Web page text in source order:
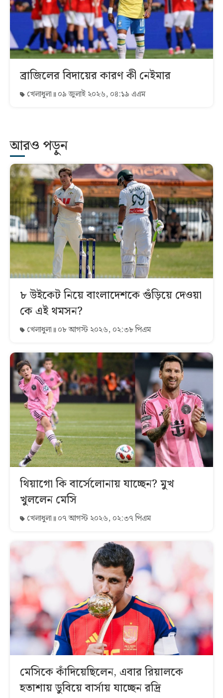
ব্রাজিলের বিদায়ের কারণ কী নেইমার
খেলাধুলা ০৯ জুলাই ২০২৬, ০৪:১৯ এএম
আরও পড়ুন
৮ উইকেট নিয়ে বাংলাদেশকে গুঁড়িয়ে দেওয়া
কে এই থমসন?
খেলাধুলা ০৮ আগস্ট ২০২৬, ০২:৩৮ পিএম
থিয়াগো কি বার্সেলোনায় যাচ্ছেন? মুখ
খুললেন মেসি
খেলাধুলা ০৭ আগস্ট ২০২৬, ০২:৩৭ পিএম
মেসিকে কাঁদিয়েছিলেন, এবার রিয়ালকে
হতাশায় ডুবিয়ে বার্সায় যাচ্ছেন রদ্রি